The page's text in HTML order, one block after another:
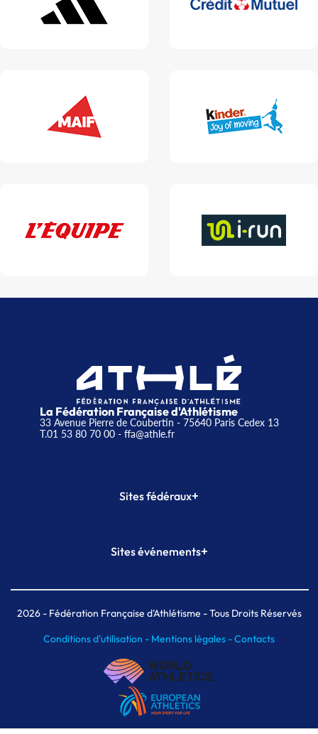
La Fédération Française d'Athlétisme
33 Avenue Pierre de Coubertin - 75640 Paris Cedex 13
T.01 53 80 70 00- ffa@athle.fr
Sites fédéraux+
Plateforme Formation
Sites événements+
Meeting de Paris indoor
MAIF Ekiden de Paris
2026- Fédération Française d'Athlétisme - Tous Droits Réservés
Conditions d'utilisation - Mentions légales -Contacts